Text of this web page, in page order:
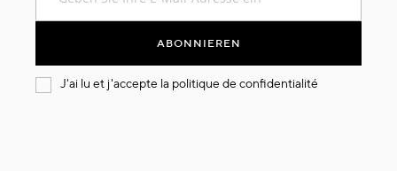
sich
an:
ABONNIEREN
J'ai lu et j'accepte la politique de confidentialité